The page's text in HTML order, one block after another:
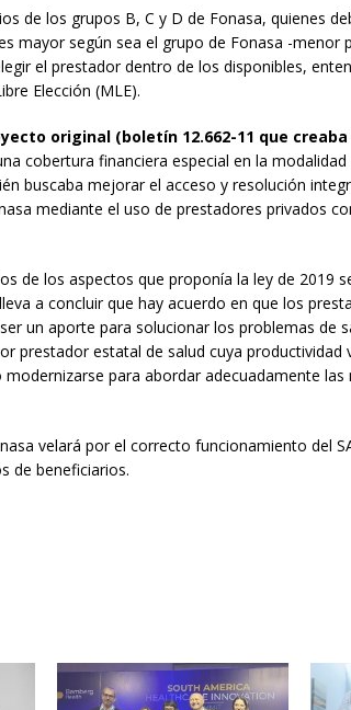
de los grupos B, C y D de Fonasa, quienes
mayor según sea el grupo de Fonasa -menor
el prestador dentro de los disponibles,
Elección (MLE).
original (boletín 12.662-11 que
cobertura financiera especial en la modalidad
buscaba mejorar el acceso y resolución
mediante el uso de prestadores privados
de los aspectos que proponía la ley de 2019
a concluir que hay acuerdo en que los
un aporte para solucionar los problemas de
prestador estatal de salud cuya productividad
para abordar adecuadamente las
velará por el correcto funcionamiento del
de beneficiarios.